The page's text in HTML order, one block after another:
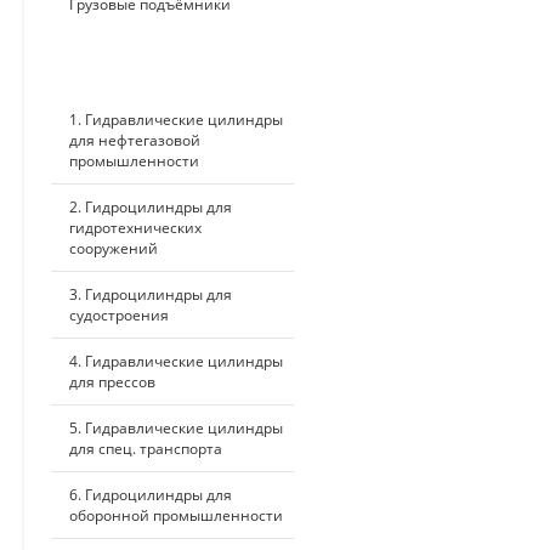
Грузовые подъёмники
1. Гидравлические цилиндры
для нефтегазовой
промышленности
2. Гидроцилиндры для
гидротехнических
сооружений
3. Гидроцилиндры для
судостроения
4. Гидравлические цилиндры
для прессов
5. Гидравлические цилиндры
для спец. транспорта
6. Гидроцилиндры для
оборонной промышленности